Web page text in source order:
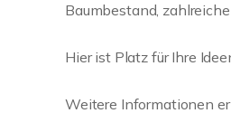
Baumbestand,
Hier ist Platz für Ihre
Weitere Informationen